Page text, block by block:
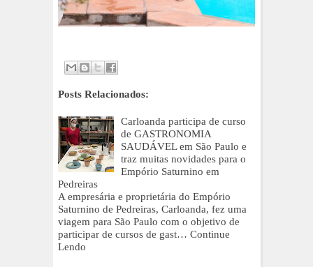
Posts Relacionados:
Carloanda participa de curso
de GASTRONOMIA
SAUDÁVEL em São Paulo e
traz muitas novidades para o
Empório Saturnino em
Pedreiras
A empresária e proprietária do Empório
Saturnino de Pedreiras, Carloanda, fez uma
viagem para São Paulo com o objetivo de
participar de cursos de gast… Continue
Lendo